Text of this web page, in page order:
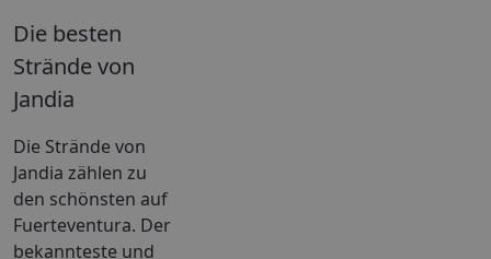
Die besten
Strände von
Jandia
Die Strände von
Jandia zählen zu
den schönsten auf
Fuerteventura. Der
bekannteste und